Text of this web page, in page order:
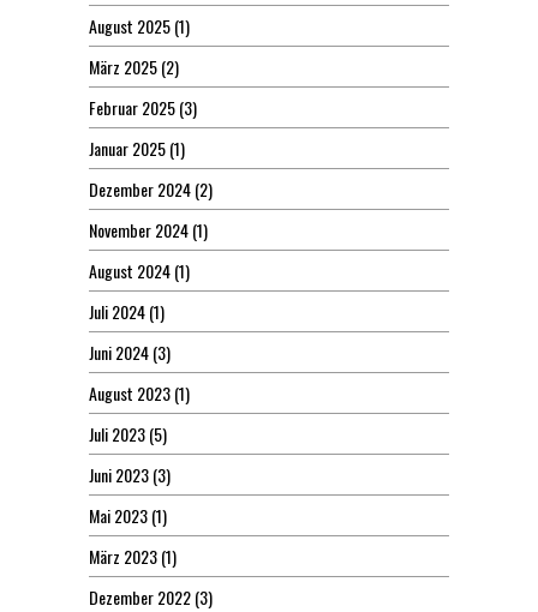
August 2025(1)
März 2025(2)
Februar 2025(3)
Januar 2025(1)
Dezember 2024(2)
November 2024(1)
August 2024(1)
Juli 2024(1)
Juni 2024(3)
August 2023(1)
Juli 2023(5)
Juni 2023(3)
Mai 2023(1)
März 2023(1)
Dezember 2022(3)